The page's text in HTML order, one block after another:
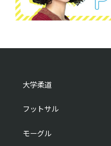
大学柔道
フットサル
モーグル